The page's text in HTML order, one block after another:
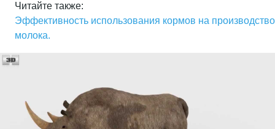
Читайте также:
Эффективность использования кормов на производство
молока.